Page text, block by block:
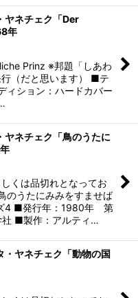
ヤネチェク「Der
年
Prinz ※邦題「しあわ
（だと思います） ■テ
ィション：ハードカバー
ヤネチェク「鳥のうたに
くは品切れとなってお
のうたにみみをすませば
4 ■発行年：1980年 第
■製作：アルティ…
・ヤネチェク「動物の国